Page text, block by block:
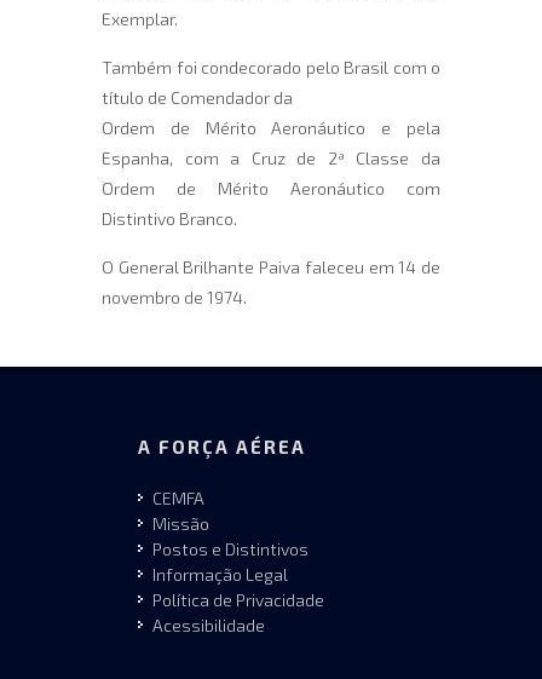
Exemplar.
Também foi condecorado pelo Brasil com o
título de Comendador da
Ordem de Mérito Aeronáutico e pela
Espanha, com a Cruz de 2ª Classe da
Ordem de Mérito Aeronáutico com
Distintivo Branco.
O General Brilhante Paiva faleceu em 14 de
novembro de 1974.
A FORÇA AÉREA
CEMFA
Missão
Postos e Distintivos
Informação Legal
Política de Privacidade
Acessibilidade